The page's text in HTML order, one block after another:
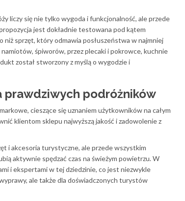
liczy się nie tylko wygoda i funkcjonalność, ale przede
jest dokładnie testowana pod kątem
niż sprzęt, który odmawia posłuszeństwa w najmniej
śpiworów, przez plecaki i pokrowce, kuchnie
został stworzony z myślą o wygodzie i
podróżników
cieszące się uznaniem użytkowników na całym
klientom sklepu najwyższą jakość i zadowolenie z
i akcesoria turystyczne, ale przede wszystkim
aktywnie spędzać czas na świeżym powietrzu. W
i ekspertami w tej dziedzinie, co jest niezwykle
ale także dla doświadczonych turystów